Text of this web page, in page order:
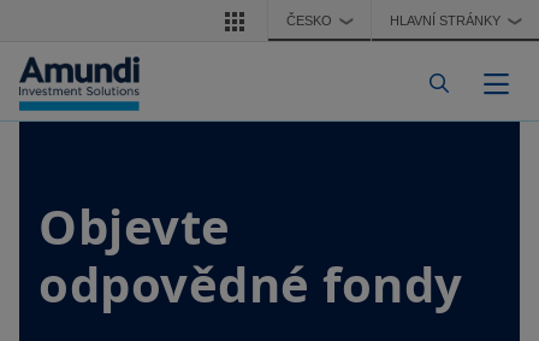
Přejít k hlavnímu obsahu ČESKO ❯ HLAVNÍ STRÁNKY ❯
Objevte
odpovědné fondy